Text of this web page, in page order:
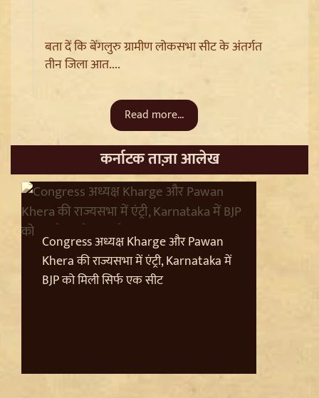
Trisha Krishnan पर टिप्पणी मामले में Udhayanidhi Stalin
Arrest, जानें चेन्नई पुलिस ने कौन सी धाराएं लगाईं
बता दें कि बेंगलुरु ग्रामीण लोकसभा सीट के अंतर्गत
तीन जिला आत....
Read more...
कर्नाटक ताज़ा आलेख
Congress अध्यक्ष Kharge और Pawan
Khera की राज्यसभा में एंट्री, Karnataka में
BJP को मिली सिर्फ एक सीट